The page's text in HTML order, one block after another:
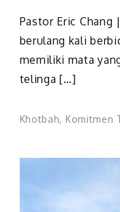
Pastor Eric Chang
berulang kali
memiliki mata
telinga […]
Khotbah, Komitmen